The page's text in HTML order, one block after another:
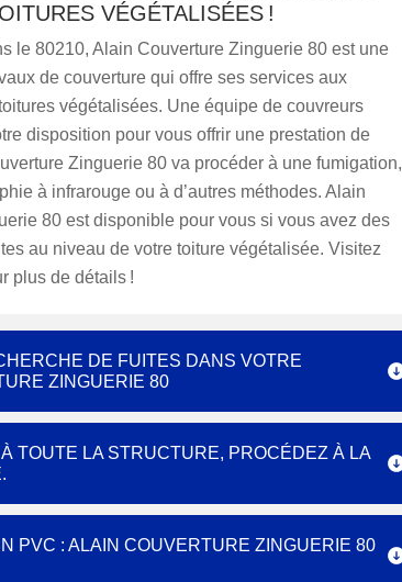
VÉGÉTALISÉES !
le 80210, Alain Couverture Zinguerie 80 est une
de couverture qui offre ses services aux
végétalisées. Une équipe de couvreurs
disposition pour vous offrir une prestation de
Zinguerie 80 va procéder à une fumigation,
à infrarouge ou à d’autres méthodes. Alain
80 est disponible pour vous si vous avez des
au niveau de votre toiture végétalisée. Visitez
plus de détails !
DE FUITES DANS VOTRE
ZINGUERIE 80
TOUTE LA STRUCTURE, PROCÉDEZ À LA
PVC : ALAIN COUVERTURE ZINGUERIE 80